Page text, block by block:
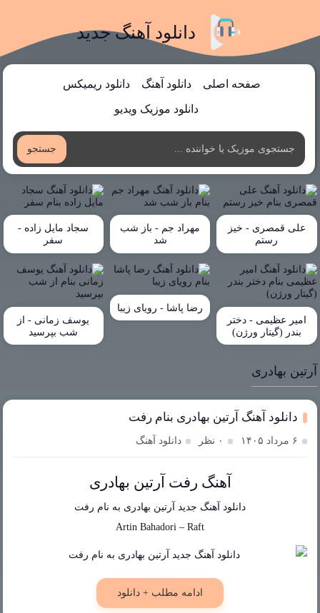
دانلود آهنگ جدید
صفحه اصلی دانلود آهنگ دانلود ریمیکس
دانلود موزیک ویدیو
جستجو
علی قمصری - خیز
رستم
مهراد جم - باز شب
شد
سجاد مایل زاده -
سفر
امیر عظیمی - دختر
بندر (گیتار ورژن)
رضا پاشا - رویای زیبا
یوسف زمانی - از
شب بپرسید
آرتین بهادری
دانلود آهنگ آرتین بهادری بنام رفت
۶ مرداد ۱۴۰۵ ۰ نظر دانلود آهنگ
آهنگ رفت آرتین بهادری
دانلود آهنگ جدید آرتین بهادری به نام رفت
Artin Bahadori – Raft
ادامه مطلب + دانلود